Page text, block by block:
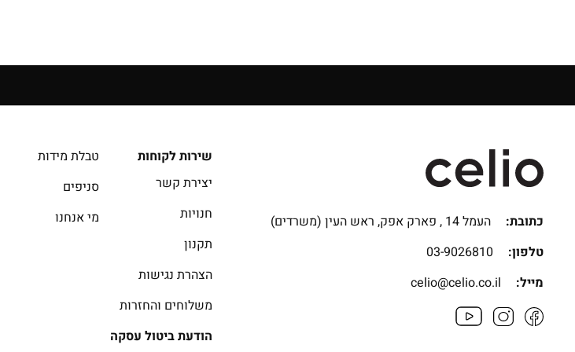
כתובת:
העמל 14 , פארק אפק, ראש העין (משרדים)
טלפון:
03-9026810
מייל:
celio@celio.co.il
שירות לקוחות
יצירת קשר
חנויות
תקנון
הצהרת נגישות
משלוחים והחזרות
הודעת ביטול עסקה
טבלת מידות
סניפים
מי אנחנו